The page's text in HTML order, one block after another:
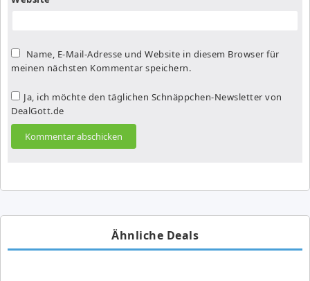
Name, E-Mail-Adresse und Website in diesem Browser für
meinen nächsten Kommentar speichern.
Ja, ich möchte den täglichen Schnäppchen-Newsletter von
DealGott.de
Ähnliche Deals